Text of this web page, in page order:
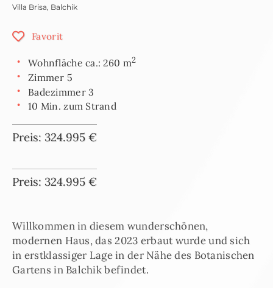
Villa Brisa, Balchik
Favorit
Wohnfläche ca.: 260 m2
Zimmer 5
Badezimmer 3
10 Min. zum Strand
Preis: 324.995 €
Preis: 324.995 €
Willkommen in diesem wunderschönen,
modernen Haus, das 2023 erbaut wurde und sich
in erstklassiger Lage in der Nähe des Botanischen
Gartens in Balchik befindet.